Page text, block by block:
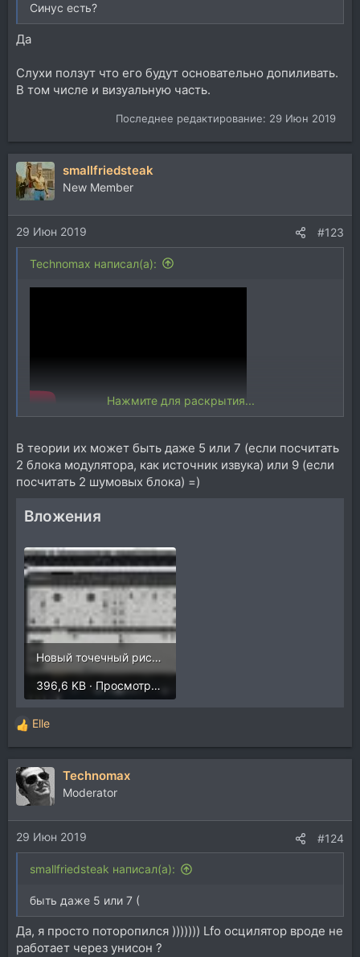
Синус есть?
Да
Слухи ползут что его будут основательно допиливать.
В том числе и визуальную часть.
Последнее редактирование: 29 Июн 2019
smallfriedsteak
New Member
29 Июн 2019 #123
Technomax написал(а):
[DOUBLEPOST=1561794881][/DOUBLEPOST]Кстати в
))))))))
Нажмите для раскрытия...
В теории их может быть даже 5 или 7 (если посчитать
2 блока модулятора, как источник извука) или 9 (если
посчитать 2 шумовых блока) =)
Вложения
Новый точечный рисунок 2.jpg
396,6 KB · Просмотры: 577
Р
е
а
к
ц
и
и
:
Elle
Technomax
Moderator
29 Июн 2019 #124
smallfriedsteak написал(а):
быть даже 5 или 7 (
Да, я просто поторопился ))))))) Lfo осцилятор вроде не
работает через унисон ?